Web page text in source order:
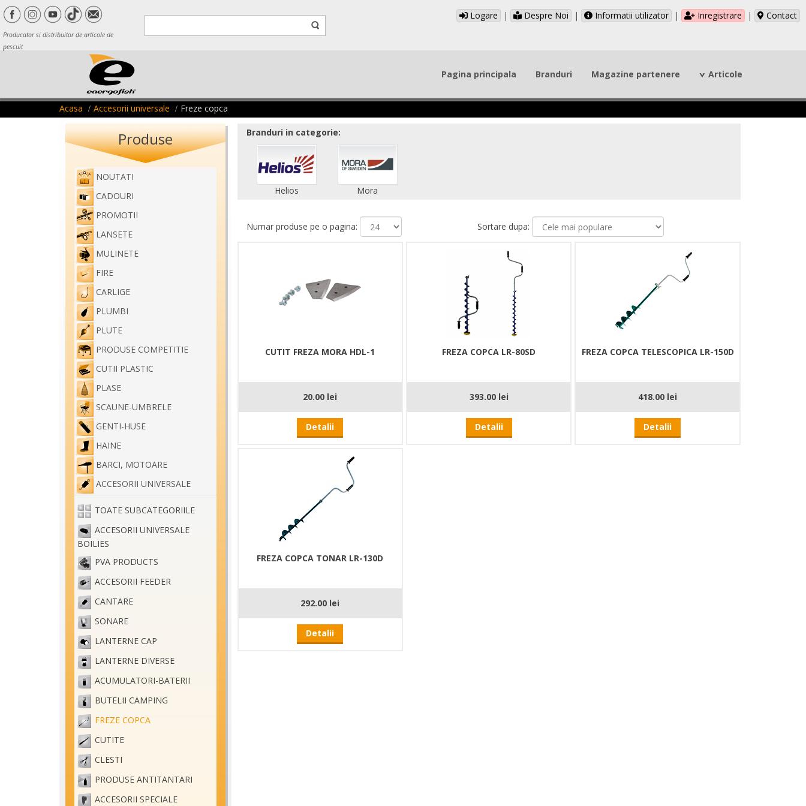
Producator si distribuitor de articole de
pescuit
Logare | Despre Noi | Informatii utilizator | Inregistrare | Contact
Pagina principala Branduri Magazine partenere Articole
Acasa Accesorii universale Freze copca
Produse
NOUTATI
CADOURI
PROMOTII
LANSETE
MULINETE
FIRE
CARLIGE
PLUMBI
PLUTE
PRODUSE COMPETITIE
CUTII PLASTIC
PLASE
SCAUNE-UMBRELE
GENTI-HUSE
HAINE
BARCI, MOTOARE
ACCESORII UNIVERSALE
TOATE SUBCATEGORIILE
ACCESORII UNIVERSALE
BOILIES
PVA PRODUCTS
ACCESORII FEEDER
CANTARE
SONARE
LANTERNE CAP
LANTERNE DIVERSE
ACUMULATORI-BATERII
BUTELII CAMPING
FREZE COPCA
CUTITE
CLESTI
PRODUSE ANTITANTARI
ACCESORII SPECIALE
Branduri in categorie:
Helios Mora
Numar produse pe o pagina: Sortare dupa:
CUTIT FREZA MORA HDL-1
20.00 lei
Detalii
FREZA COPCA LR-80SD
393.00 lei
Detalii
FREZA COPCA TELESCOPICA LR-150D
418.00 lei
Detalii
FREZA COPCA TONAR LR-130D
292.00 lei
Detalii